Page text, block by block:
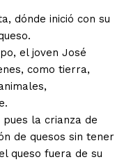
dónde inició con su
el joven José
como tierra,
la crianza de
de quesos sin tener
queso fuera de su